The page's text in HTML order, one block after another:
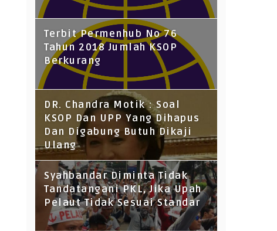
Terbit Permenhub No 76
Tahun 2018 Jumlah KSOP
Berkurang
DR. Chandra Motik : Soal
KSOP Dan UPP Yang Dihapus
Dan Digabung Butuh Dikaji
Ulang
Syahbandar Diminta Tidak
Tandatangani PKL, Jika Upah
Pelaut Tidak Sesuai Standar